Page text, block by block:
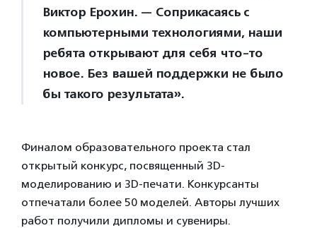
Виктор Ерохин. — Соприкасаясь с
компьютерными технологиями, наши
ребята открывают для себя что-то
новое. Без вашей поддержки не было
бы такого результата».
Финалом образовательного проекта стал
открытый конкурс, посвященный 3D-
моделированию и 3D-печати. Конкурсанты
отпечатали более 50 моделей. Авторы лучших
работ получили дипломы и сувениры.